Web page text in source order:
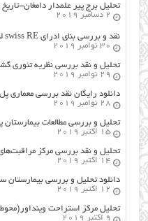
تحلیل برج پیر علمدار دامغان-تاریخ
2 دسامبر 2019
نقد و بررسی بنای ادرای swiss RE لندن-نورمن فاستر
30 نوامبر 2019
تحلیل و نقد بررسی نظریه تئوری
29 نوامبر 2019
دانلود رایگان نقد بررسی معماری
28 نوامبر 2019
تحلیل و بررسی مطالعات
15 اکتبر 2019
تحلیل و نقد بررسی مرکز
14 اکتبر 2019
دانلود تحلیل و بررسی بیمارستان
12 اکتبر 2019
تحلیل مرکز استراحت
9 اکتبر 2019